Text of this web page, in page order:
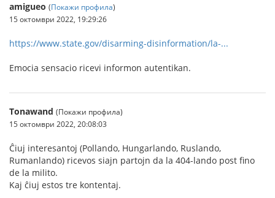
amigueo (Покажи профила)
15 октомври 2022, 19:29:26
https://www.state.gov/disarming-disinformation/la-...
Emocia sensacio ricevi informon autentikan.
Tonawand (Покажи профила)
15 октомври 2022, 20:08:03
Ĉiuj interesantoj (Pollando, Hungarlando, Ruslando,
Rumanlando) ricevos siajn partojn da la 404-lando post fino
de la milito.
Kaj ĉiuj estos tre kontentaj.